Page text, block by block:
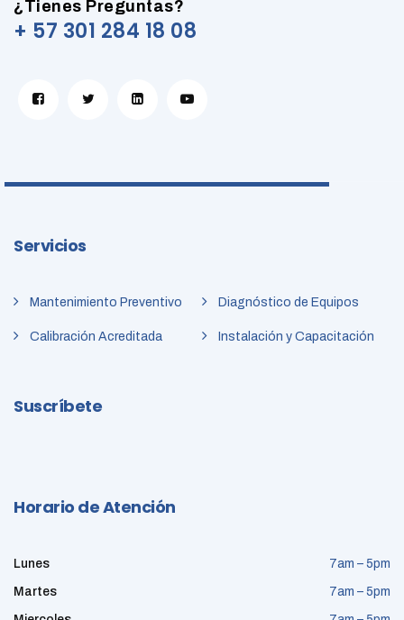
¿Tienes Preguntas?
+ 57 301 284 18 08
Servicios
Mantenimiento Preventivo Diagnóstico de Equipos
Calibración Acreditada Instalación y Capacitación
Suscríbete
Horario de Atención
Lunes 7am – 5pm
Martes 7am – 5pm